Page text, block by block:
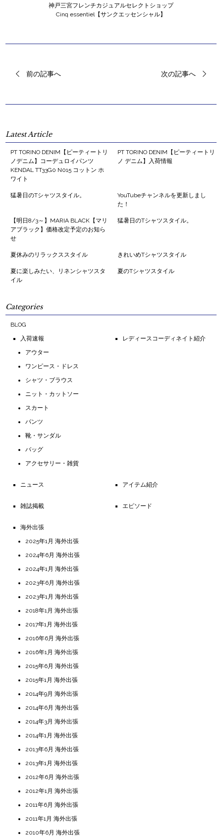
神戸三宮フレンチカジュアルセレクトショップ
Cinq essentiel【サンクエッセンシャル】
前の記事へ 次の記事へ
Latest Article
PT TORINO DENIM【ピーティートリ
ノデニム】コーデュロイパンツ
KENDAL TT33G0 N015 コットン ホ
ワイト
PT TORINO DENIM【ピーティートリ
ノ デニム】入荷情報
猛暑日のTシャツスタイル。
YouTubeチャンネルを更新しまし
た！
【明日8/3～】MARIA BLACK【マリ
アブラック】価格改定予定のお知ら
せ
猛暑日のTシャツスタイル。
夏休みのリラックススタイル きれいめTシャツスタイル
夏に楽しみたい、リネンシャツスタ
イル
夏のTシャツスタイル
Categories
BLOG
入荷速報
アウター
ワンピース・ドレス
シャツ・ブラウス
ニット・カットソー
スカート
パンツ
靴・サンダル
バッグ
アクセサリー・雑貨
レディースコーディネイト紹介
ニュース アイテム紹介
雑誌掲載 エピソード
海外出張
2025年1月 海外出張
2024年6月 海外出張
2024年1月 海外出張
2023年6月 海外出張
2023年1月 海外出張
2018年1月 海外出張
2017年1月 海外出張
2016年6月 海外出張
2016年1月 海外出張
2015年6月 海外出張
2015年1月 海外出張
2014年9月 海外出張
2014年6月 海外出張
2014年3月 海外出張
2014年1月 海外出張
2013年6月 海外出張
2013年1月 海外出張
2012年6月 海外出張
2012年1月 海外出張
2011年6月 海外出張
2011年1月 海外出張
2010年6月 海外出張